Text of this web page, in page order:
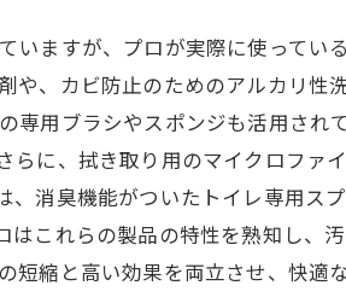
いますが、プロが実際に使って
や、カビ防止のためのアルカリ性
専用ブラシやスポンジも活用され
らに、拭き取り用のマイクロファ
、消臭機能がついたトイレ専用ス
はこれらの製品の特性を熟知し、
縮と高い効果を両立させ、快適